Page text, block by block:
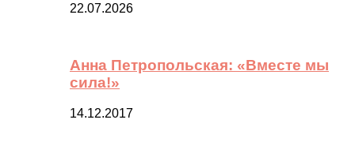
22.07.2026
Анна Петропольская: «Вместе мы
сила!»
14.12.2017